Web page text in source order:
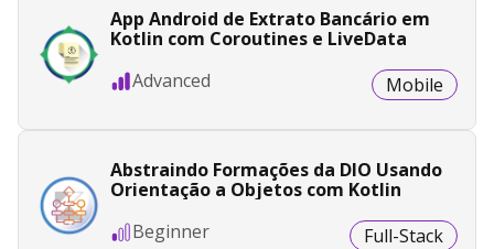
App Android de Extrato Bancário em
Kotlin com Coroutines e LiveData
Advanced
Mobile
Abstraindo Formações da DIO Usando
Orientação a Objetos com Kotlin
Beginner
Full-Stack